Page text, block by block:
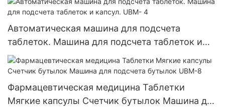
Автоматическая машина для подсчета
таблеток. Машина для подсчета таблеток и
капсул. UBM- 4
Фармацевтическая медицина Таблетки
Мягкие капсулы Счетчик бутылок Машина для